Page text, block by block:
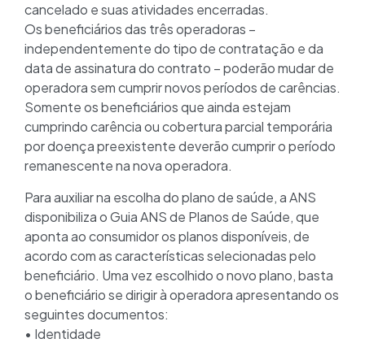
cancelado e suas atividades encerradas.
Os beneficiários das três operadoras –
independentemente do tipo de contratação e da
data de assinatura do contrato – poderão mudar de
operadora sem cumprir novos períodos de carências.
Somente os beneficiários que ainda estejam
cumprindo carência ou cobertura parcial temporária
por doença preexistente deverão cumprir o período
remanescente na nova operadora.
Para auxiliar na escolha do plano de saúde, a ANS
disponibiliza o Guia ANS de Planos de Saúde, que
aponta ao consumidor os planos disponíveis, de
acordo com as características selecionadas pelo
beneficiário. Uma vez escolhido o novo plano, basta
o beneficiário se dirigir à operadora apresentando os
seguintes documentos:
• Identidade